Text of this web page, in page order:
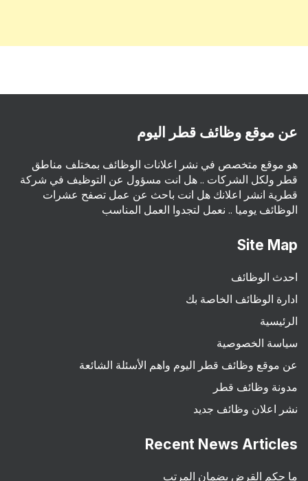
عن موقع وظائف قطر اليوم
هو موقع متخصص في نشر اعلانات الوظائف بمختلف مناطق
قطر ولكل الشركات .. هل انت مسؤول عن التوظيف في شركة
قطرية انشر اعلانك هل انت باحث عن عمل تصفح عشرات
الوظائف يوميا .. نعمل لتجدوا العمل المناسب
Site Map
احدث الوظائف
ادارة الوظائف الخاصة بك
الرئيسية
سياسة الخصوصية
عن موقع وظائف قطر اليوم واهم الأسئلة الشائعة
مدونة وظائف قطر
نشر اعلان وظائف جديد
Recent News Articles
ما حكم القرض بضمان المرتب